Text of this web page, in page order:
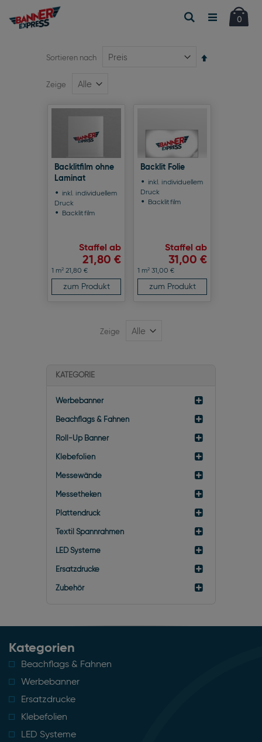
0Artikel
Suche
Sortieren nach
Absteigend
Zeige
Backlitfilm ohne
Laminat
inkl. individuellem
Druck
Backlitfilm
Staffel ab
21,80 €
1 m2 21,80 €
zum Produkt
Backlit Folie
inkl. individuellem
Druck
Backlitfilm
Staffel ab
31,00 €
1 m2 31,00 €
zum Produkt
Zeige
KATEGORIE
Werbebanner
Beachflags & Fahnen
Roll-Up Banner
Klebefolien
Messewände
Messetheken
Plattendruck
Textil Spannrahmen
LED Systeme
Ersatzdrucke
Zubehör
Kategorien
Beachflags & Fahnen
Werbebanner
Ersatzdrucke
Klebefolien
LED Systeme